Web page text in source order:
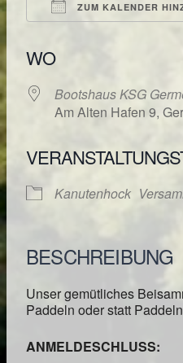
ZUM KALENDER
WO
Bootshaus KSG
Am Alten Hafen 9,
Kanutenhock
BESCHREIBUNG
Unser gemütliches
Paddeln oder statt
ANMELDESCHLUSS: